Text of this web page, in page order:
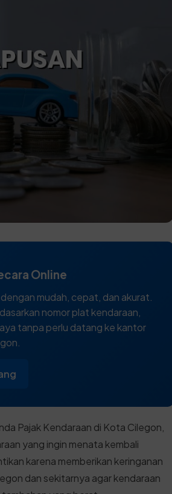
Online
mudah, cepat, dan akurat.
nomor plat kendaraan,
tanpa perlu datang ke kantor
Pajak Kendaraan di Kota Cilegon,
yang ingin menata kembali
karena memberikan keringanan
dan sekitarnya agar kendaraan